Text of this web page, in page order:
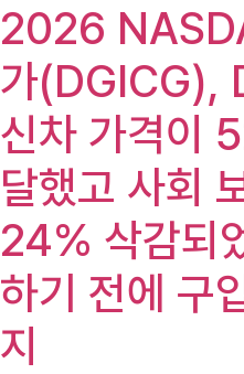
2026
가(DGICG),
신차 가격이
달했고 사회
24% 삭감되
하기 전에 구
지